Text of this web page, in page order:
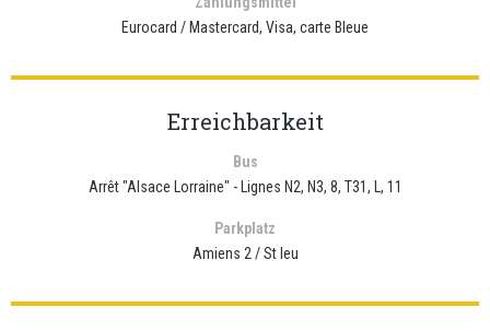
Eurocard / Mastercard, Visa, carte Bleue
Erreichbarkeit
Bus
Arrêt "Alsace Lorraine" - Lignes N2, N3, 8, T31, L, 11
Parkplatz
Amiens 2 / St leu